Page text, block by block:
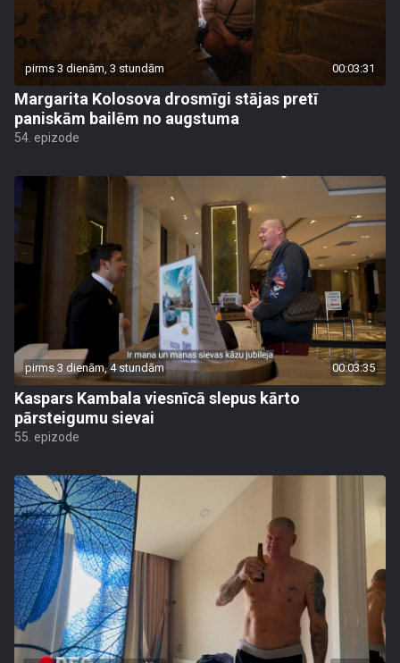
pirms 3 dienām, 3 stundām 00:03:31
Margarita Kolosova drosmīgi stājas pretī
paniskām bailēm no augstuma
54. epizode
pirms 3 dienām, 4 stundām 00:03:35
Kaspars Kambala viesnīcā slepus kārto
pārsteigumu sievai
55. epizode